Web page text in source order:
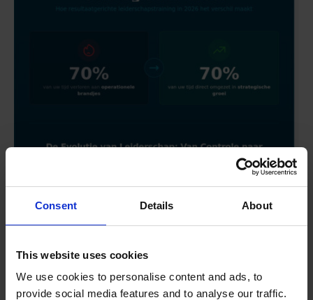
Consent Details About
This website uses cookies
We use cookies to personalise content and ads, to
provide social media features and to analyse our traffic.